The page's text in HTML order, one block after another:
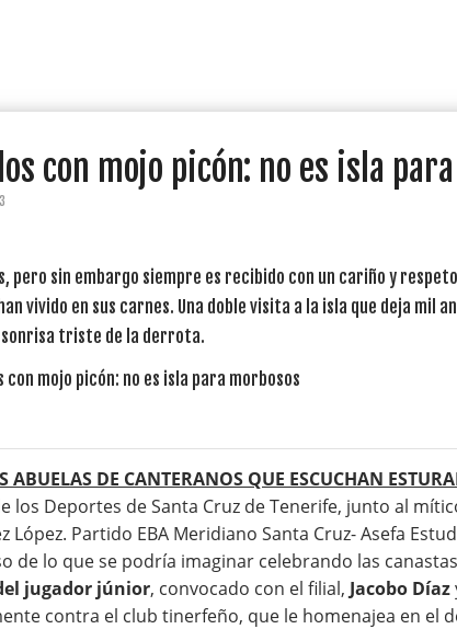
con mojo picón: no es isla
pero sin embargo siempre es recibido con un cariño y respeto
vivido en sus carnes. Una doble visita a la isla que deja mil
sonrisa triste de la derrota.
ABUELAS DE CANTERANOS QUE ESCUCHAN
los Deportes de Santa Cruz de Tenerife, junto al
López. Partido EBA Meridiano Santa Cruz- Asefa
de lo que se podría imaginar celebrando las
jugador júnior, convocado con el filial, Jacobo Díaz
contra el club tinerfeño, que le homenajea en el